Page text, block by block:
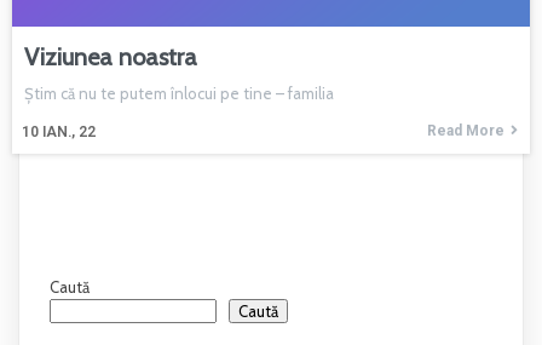
Viziunea noastra
10 IAN., 22
Știm că nu te putem înlocui pe tine – familia
Read More
Caută
Caută